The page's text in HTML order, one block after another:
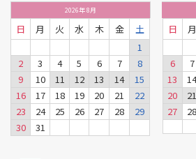
2026年8月
日 月 火 水 木 金
土
1
2
3 4 5 6 7
8
9
10 11 12 13 14
15
16
17 18 19 20 21
22
23
24 25 26 27 28
29
30
31
日 月
6
7
13
20
21
27
28